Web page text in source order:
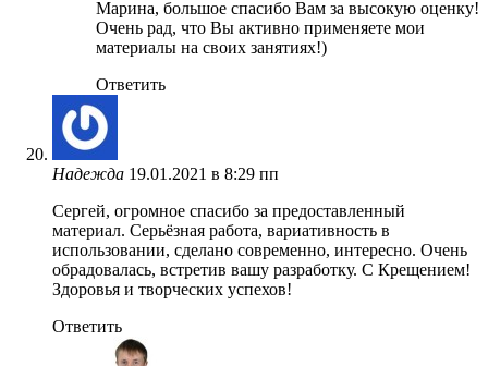
Марина, большое спасибо Вам за высокую оценку!
Очень рад, что Вы активно применяете мои
материалы на своих занятиях!)
Ответить
Надежда 19.01.2021 в 8:29 пп
Сергей, огромное спасибо за предоставленный
материал. Серьёзная работа, вариативность в
использовании, сделано современно, интересно. Очень
обрадовалась, встретив вашу разработку. С Крещением!
Здоровья и творческих успехов!
Ответить